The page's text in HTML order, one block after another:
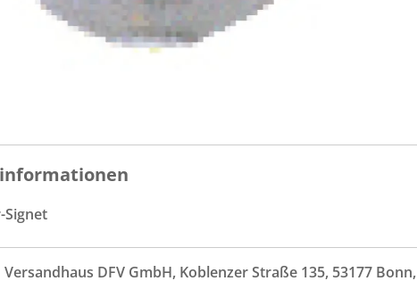
Signet
Versandhaus DFV GmbH, Koblenzer Straße 135, 53177 Bonn,